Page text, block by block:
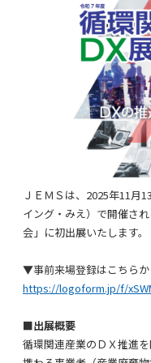
ＪＥＭＳは、 2025年11月
イング・みえ）で開催さ
会」に初出展いたします。
▼事前来場登録はこちら
https://logoform.jp/f/
■出展概要
循環関連産業のＤＸ推進